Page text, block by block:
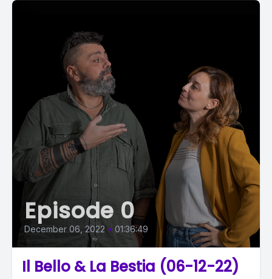
Episode 0
December 06, 2022 • 01:36:49
Il Bello & La Bestia (06-12-22)